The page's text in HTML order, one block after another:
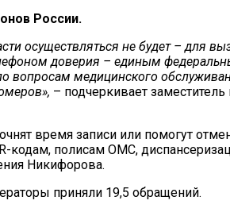
России.
осуществляться не будет – для
доверия – единым
медицинского
– подчеркивает
время записи или помогут
полисам ОМС,
Никифорова.
приняли 19,5 обращений.